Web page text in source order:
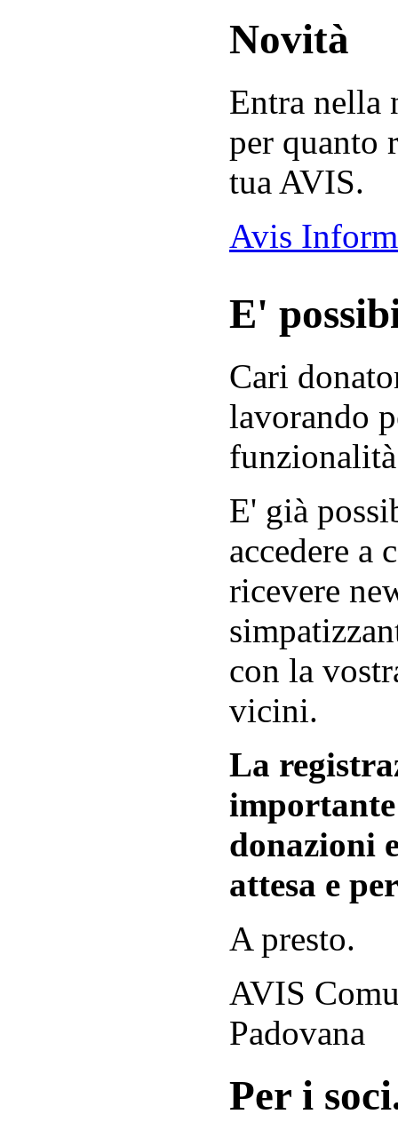
Novità
Entra nella
per quanto
tua AVIS.
Avis
E'
Cari
lavorando
E' già
accedere a
ricevere
con la
vicini.
La
donazioni
attesa e
A presto.
AVIS
Padovana
Per i